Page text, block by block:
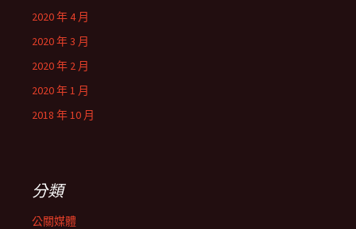
2020 年 4 月
2020 年 3 月
2020 年 2 月
2020 年 1 月
2018 年 10 月
分類
公關媒體